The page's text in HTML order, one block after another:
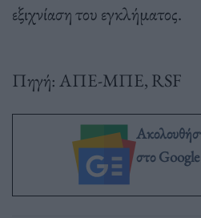
εξιχνίαση του εγκλήματος.
Πηγή: ΑΠΕ-ΜΠΕ, RSF
στο